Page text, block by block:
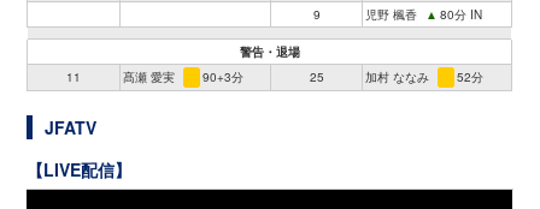
9
児野 楓香 ▲ 80分 IN
警告・退場
11
髙瀬 愛実 90+3分 25 加村 ななみ 52分
JFATV
【LIVE配信】